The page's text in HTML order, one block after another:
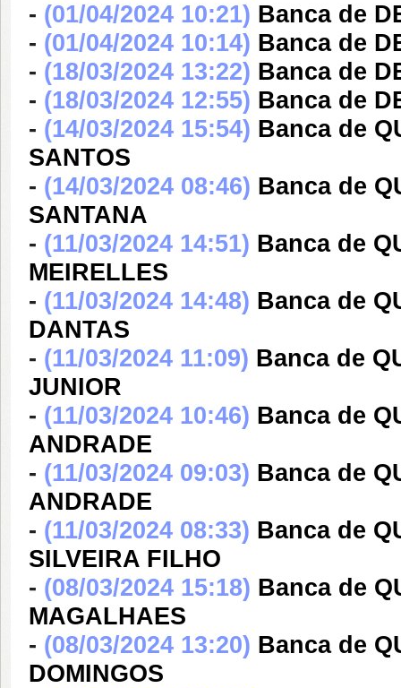
- (01/04/2024 10:21) Banca de
- (01/04/2024 10:14) Banca de
- (18/03/2024 13:22) Banca de
- (18/03/2024 12:55) Banca de
- (14/03/2024 15:54) Banca de
SANTOS
- (14/03/2024 08:46) Banca de
SANTANA
- (11/03/2024 14:51) Banca de
MEIRELLES
- (11/03/2024 14:48) Banca de
DANTAS
- (11/03/2024 11:09) Banca de
JUNIOR
- (11/03/2024 10:46) Banca de
ANDRADE
- (11/03/2024 09:03) Banca de
ANDRADE
- (11/03/2024 08:33) Banca de
SILVEIRA FILHO
- (08/03/2024 15:18) Banca de
MAGALHAES
- (08/03/2024 13:20) Banca de
DOMINGOS